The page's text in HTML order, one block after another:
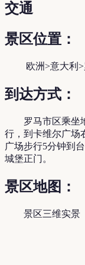
交通
景区位置：
欧洲>意大利>
到达方式：
罗马市区乘坐地
行，到卡维尔广场
广场步行5分钟到
城堡正门。
景区地图：
景区三维实景